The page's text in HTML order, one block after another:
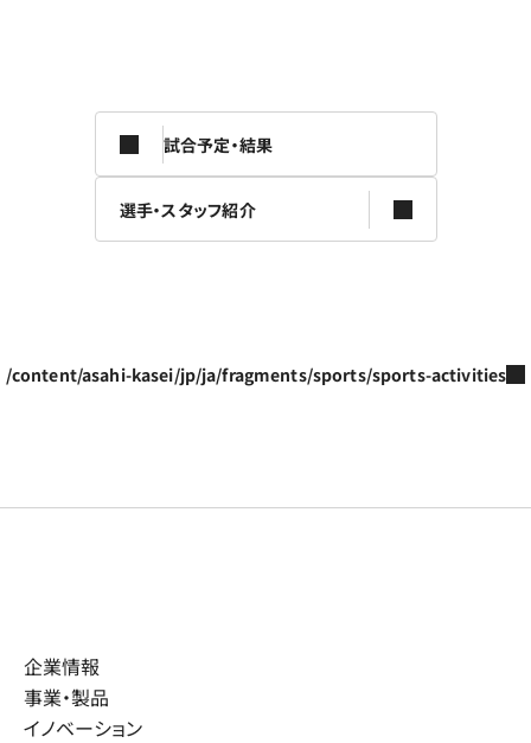
試合予定・結果
選手・スタッフ紹介
/content/asahi-kasei/jp/ja/fragments/sports/sports-activities
企業情報
事業・製品
イノベーション